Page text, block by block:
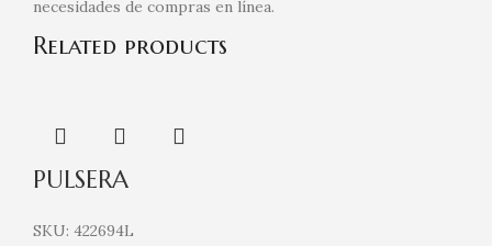
necesidades de compras en línea.
Related products
PULSERA
SKU: 422694L